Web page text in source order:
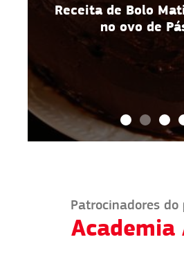
Receita de Bolo
no ovo de
Patrocinadores do
Academia